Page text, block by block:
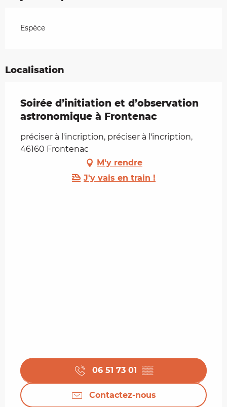
Espèce
Localisation
Soirée d’initiation et d’observation
astronomique à Frontenac
préciser à l'incription, préciser à l'incription,
46160 Frontenac
M'y rendre
J'y vais en train !
06 51 73 01 ▒▒
Contactez-nous